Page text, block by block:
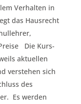
Verhalten in
das Hausrecht
Die Kurs-
aktuellen
verstehen sich
des
Es werden